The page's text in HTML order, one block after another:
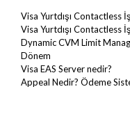
Visa Yurtdışı Contactless
Visa Yurtdışı Contactless
Dynamic CVM Limit
Dönem
Visa EAS Server nedir?
Appeal Nedir? Ödeme